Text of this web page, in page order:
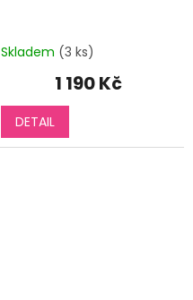
Skladem (3 ks)
1 190 Kč
DETAIL